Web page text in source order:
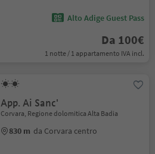
Alto Adige Guest Pass
Da 100€
1 notte / 1 appartamento IVA incl.
App. Ai Sanc'
Corvara, Regione dolomitica Alta Badia
830 m da Corvara centro